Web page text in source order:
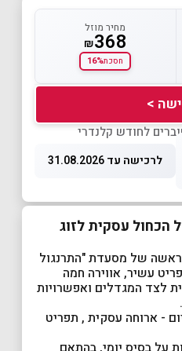
מחיר מוזל
₪368
חסכת16%
>
לרכישה עד 31.08.2026
הכחול עסקית לזוג
של מסעדת "התרנגול
עשיר, אווירה חמה
לצד המגדלים ואפשרויות
- ארוחה עסקית , תפריט